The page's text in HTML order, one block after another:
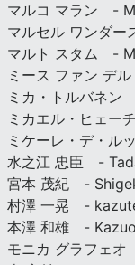
マルコ マラン -
マルセル ワンダ
マルト スタム -
ミース ファン デ
ミカ・トルバネ
ミカエル・ヒェ
ミケーレ・デ・
水之江 忠臣 -
宮本 茂紀 -
村澤 一晃 -
本澤 和雄 -
モニカ グラフェ